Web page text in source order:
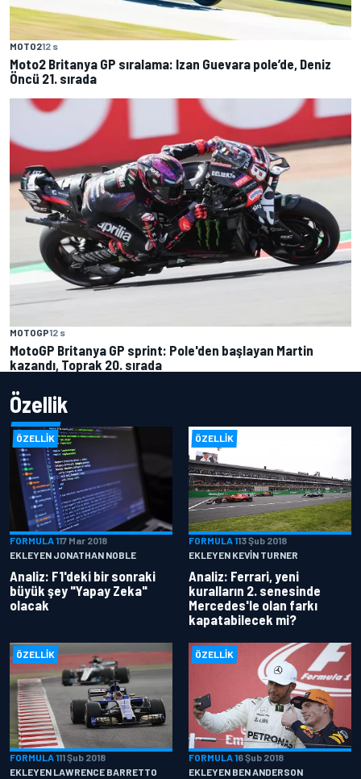
MOTO212 s
Moto2 Britanya GP sıralama: Izan Guevara pole’de, Deniz
Öncü 21. sırada
MOTOGP12 s
MotoGP Britanya GP sprint: Pole'den başlayan Martin
kazandı, Toprak 20. sırada
Özellik
ÖZELLIK
FORMULA 117 Mar 2018
EKLEYEN JONATHAN NOBLE
Analiz: F1'deki bir sonraki
büyük şey "Yapay Zeka"
olacak
ÖZELLIK
FORMULA 113 Şub 2018
EKLEYEN KEVIN TURNER
Analiz: Ferrari, yeni
kuralların 2. senesinde
Mercedes'le olan farkı
kapatabilecek mi?
ÖZELLIK
FORMULA 111 Şub 2018
EKLEYEN LAWRENCE BARRETTO
ÖZELLIK
FORMULA 16 Şub 2018
EKLEYEN BEN ANDERSON